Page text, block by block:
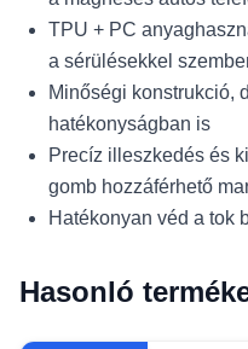
TPU + PC
a sérülésekkel
Minőségi konstrukció,
hatékonyságban is
Precíz illeszkedés és
gomb hozzáférhető
Hatékonyan véd a tok
Hasonló